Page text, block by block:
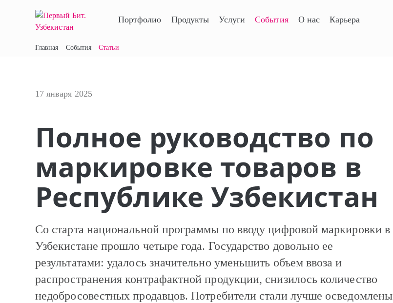
Портфолио Продукты Услуги События О нас Карьера
Главная События Статьи
17 января 2025
Полное руководство по
маркировке товаров в
Республике Узбекистан
Со старта национальной программы по вводу цифровой маркировки в
Узбекистане прошло четыре года. Государство довольно ее
результатами: удалось значительно уменьшить объем ввоза и
распространения контрафактной продукции, снизилось количество
недобросовестных продавцов. Потребители стали лучше осведомлены